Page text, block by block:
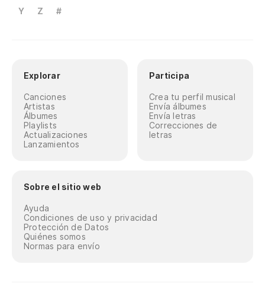
Y
Z #
Explorar
Canciones
Artistas
Álbumes
Playlists
Actualizaciones
Lanzamientos
Participa
Crea tu perfil musical
Envía álbumes
Envía letras
Correcciones de
letras
Sobre el sitio web
Ayuda
Condiciones de uso y privacidad
Protección de Datos
Quiénes somos
Normas para envío